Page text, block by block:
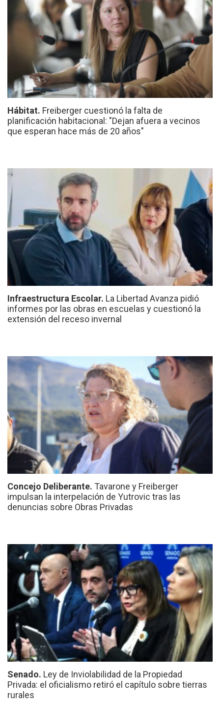
Hábitat. Freiberger cuestionó la falta de
planificación habitacional: "Dejan afuera a vecinos
que esperan hace más de 20 años"
Infraestructura Escolar. La Libertad Avanza pidió
informes por las obras en escuelas y cuestionó la
extensión del receso invernal
Concejo Deliberante. Tavarone y Freiberger
impulsan la interpelación de Yutrovic tras las
denuncias sobre Obras Privadas
Senado. Ley de Inviolabilidad de la Propiedad
Privada: el oficialismo retiró el capítulo sobre tierras
rurales